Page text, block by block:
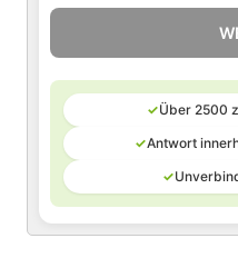
✓Über 2500
✓Antwort
✓